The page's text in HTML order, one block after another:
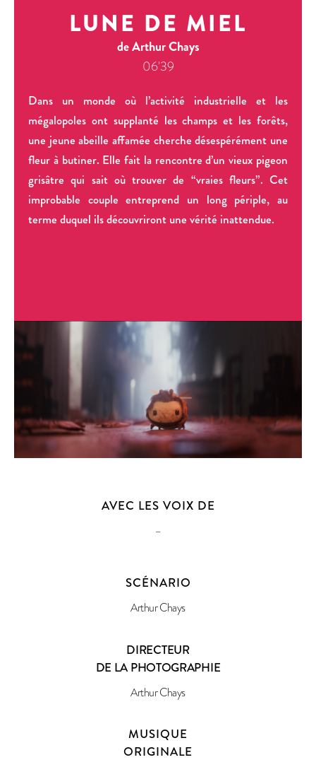
LUNE DE MIEL
de Arthur Chays
06'39
Dans un monde où l’activité industrielle et les
mégalopoles ont supplanté les champs et les forêts,
une jeune abeille affamée cherche désespérément une
fleur à butiner. Elle fait la rencontre d’un vieux pigeon
grisâtre qui sait où trouver de “vraies fleurs”. Cet
improbable couple entreprend un long périple, au
terme duquel ils découvriront une vérité inattendue.
AVEC LES VOIX DE
–
SCÉNARIO
Arthur Chays
DIRECTEUR
DE LA PHOTOGRAPHIE
Arthur Chays
MUSIQUE
ORIGINALE